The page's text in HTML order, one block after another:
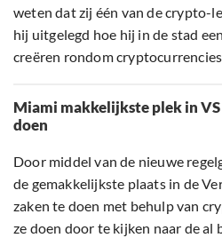
weten dat zij één van de crypto-
hij uitgelegd hoe hij in de stad
creëren rondom
Miami makkelijkste plek in
doen
Door middel van de nieuwe
de gemakkelijkste plaats in de
zaken te doen met behulp van
ze doen door te kijken naar de al